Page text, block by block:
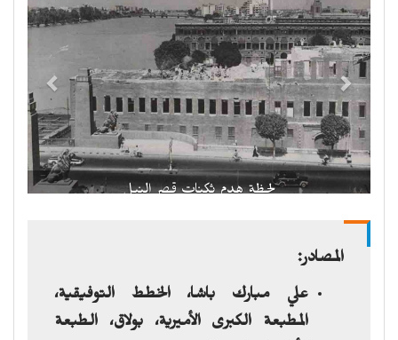
لحظة هدم ثكنات قصر النيل
المصادر:
علي مبارك باشا، الخطط التوفيقية،
المطبعة الكبرى الأميرية، بولاق، الطبعة